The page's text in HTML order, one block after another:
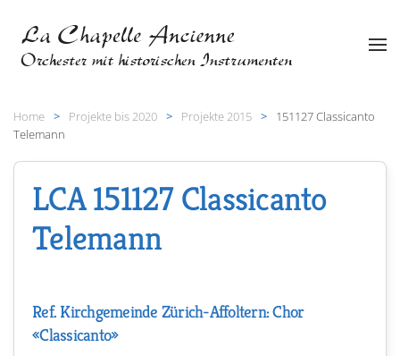
Zum Hauptinhalt springen
Home Projekte bis 2020 Projekte 2015
151127 Classicanto
Telemann
LCA 151127 Classicanto
Telemann
Ref. Kirchgemeinde Zürich-Affoltern: Chor
«Classicanto»